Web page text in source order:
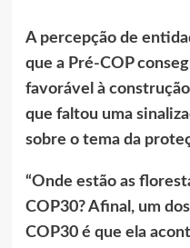
A percepção de
que a Pré-COP
favorável à
que faltou uma
sobre o tema da
“Onde estão as
COP30? Afinal, um
COP30 é que ela